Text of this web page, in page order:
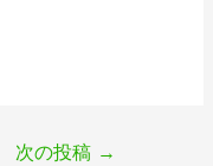
次の投稿 →